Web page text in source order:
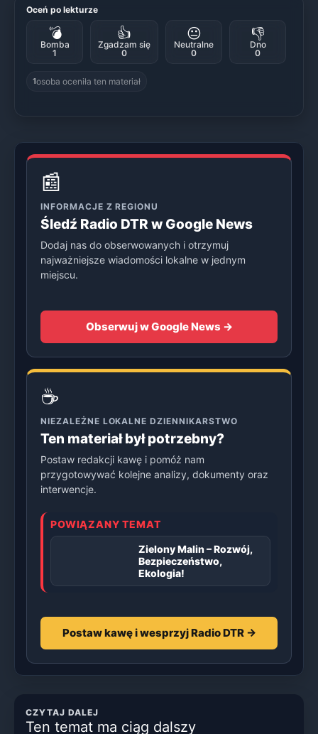
Oceń po lekturze
💣
Bomba
1
👍
Zgadzam się
0
😐
Neutralne
0
👎
Dno
0
1osoba oceniła ten materiał
📰
INFORMACJE Z REGIONU
Śledź Radio DTR w Google News
Dodaj nas do obserwowanych i otrzymuj
najważniejsze wiadomości lokalne w jednym
miejscu.
Obserwuj w Google News →
☕
NIEZALEŻNE LOKALNE DZIENNIKARSTWO
Ten materiał był potrzebny?
Postaw redakcji kawę i pomóż nam
przygotowywać kolejne analizy, dokumenty oraz
interwencje.
POWIĄZANY TEMAT
Zielony Malin – Rozwój,
Bezpieczeństwo,
Ekologia!
Postaw kawę i wesprzyj Radio DTR →
CZYTAJ DALEJ
Ten temat ma ciąg dalszy